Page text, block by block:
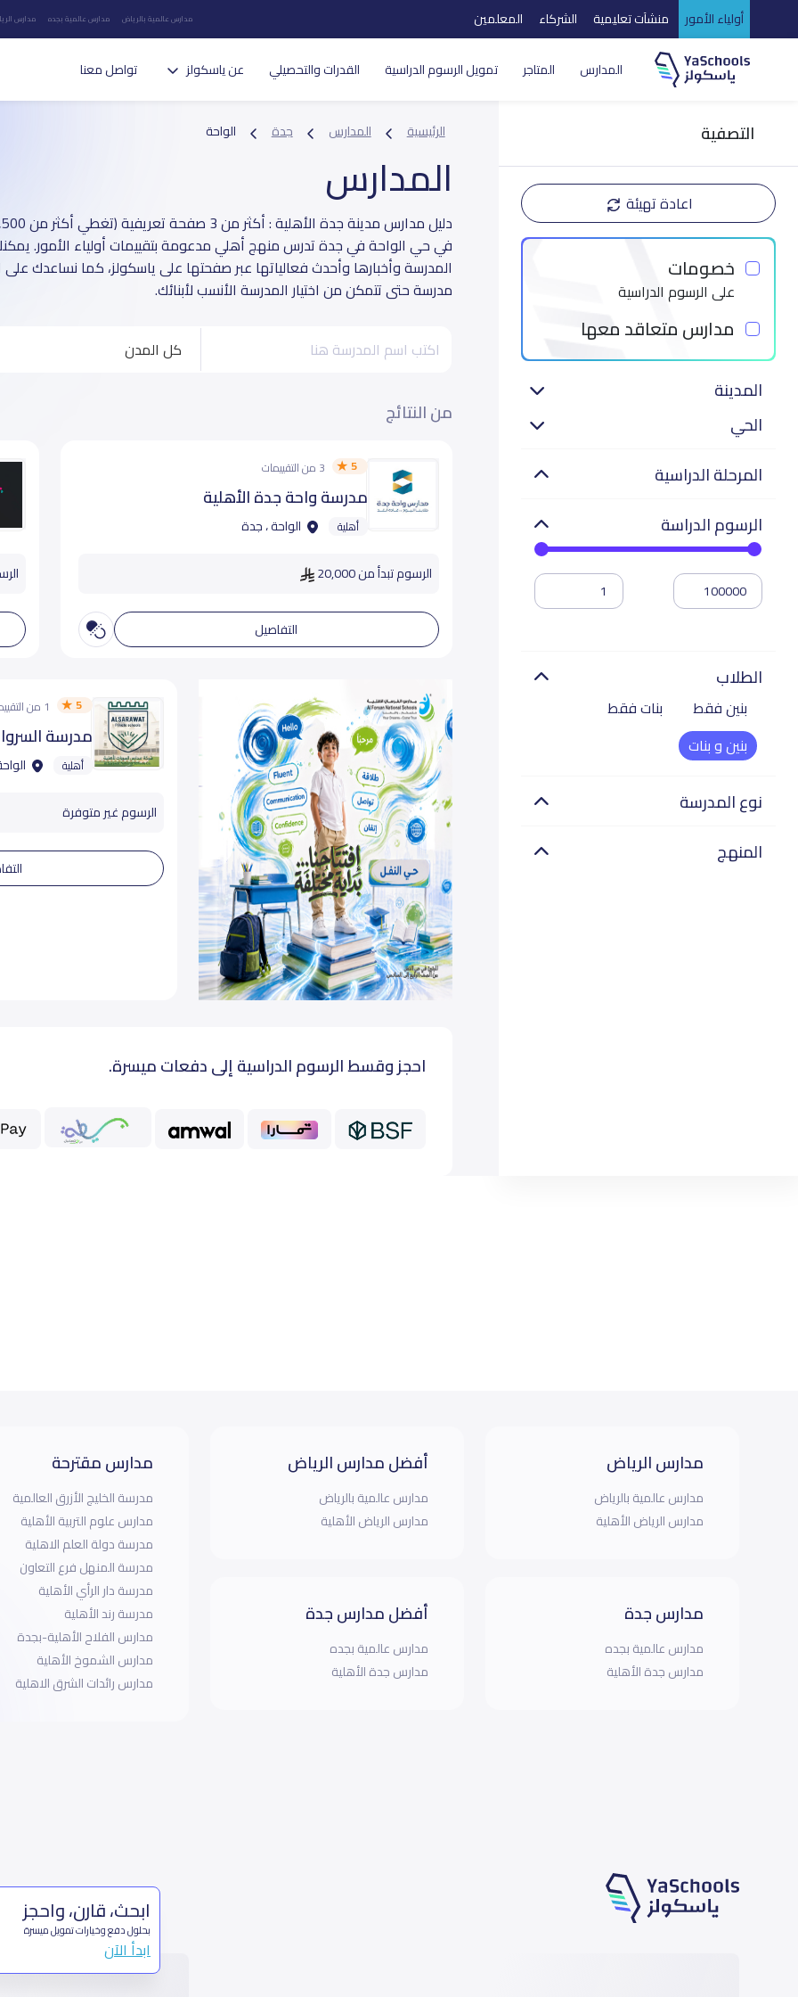
أولياء الأمور منشآت تعليمية الشركاء المعلمين مدارس عالمية بالرياض مدارس عالمية بجده مدارس
المدارس المتاجر تمويل الرسوم الدراسية القدرات والتحصيلي عن ياسكولز تواصل معنا
التصفية
اعادة تهيئة
خصومات
على الرسوم الدراسية
مدارس متعاقد معها
المدينة
الحي
المرحلة الدراسية
الرسوم الدراسة
الطلاب
بنين فقط
بنات فقط
بنين و بنات
نوع المدرسة
المنهج
الرئيسية المدارس جدة الواحة
المدارس
في حي الواحة في جدة تدرس منهج أهلي مدعومة بتقييمات أولياء الأمور. يمكنك
المدرسة وأخبارها وأحدث فعالياتها عبر صفحتها على ياسكولز، كما نساعدك على
مدرسة حتى تتمكن من اختيار المدرسة الأنسب لأبنائك.
كل المدن
من النتائج
5 3 من التقييمات
مدرسة واحة جدة الأهلية
أهلية الواحة ، جدة
الرسوم تبدأ من 20,000
التفاصيل
5 1 من التقييمات
مدرسة
أهلية
الرسوم غير متوفرة
احجز وقسط الرسوم الدراسية إلى دفعات ميسرة.
مدارس الرياض
مدارس عالمية بالرياض
مدارس الرياض الأهلية
مدارس جدة
مدارس عالمية بجده
مدارس جدة الأهلية
أفضل مدارس الرياض
مدارس عالمية بالرياض
مدارس الرياض الأهلية
أفضل مدارس جدة
مدارس عالمية بجده
مدارس جدة الأهلية
مدارس مقترحة
مدرسة الخليج الأزرق العالمية
مدارس علوم التربية الأهلية
مدرسة دولة العلم الاهلية
مدرسة المنهل فرع التعاون
مدرسة دار الرأي الأهلية
مدرسة رند الأهلية
مدارس الفلاح الأهلية-بجدة
مدارس الشموخ الأهلية
مدارس رائدات الشرق الاهلية
ابحث، قارن، واحجز
بحلول دفع وخيارات تمويل ميسرة
ابدأ الآن